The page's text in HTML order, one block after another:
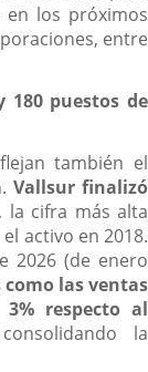
en los próximos
entre
180 puestos de
también el
Vallsur finalizó
la cifra más alta
activo en 2018.
2026 (de enero
las ventas
respecto al
la